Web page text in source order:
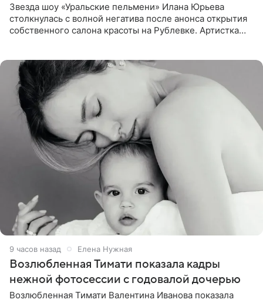
Звезда шоу «Уральские пельмени» Илана Юрьева
столкнулась с волной негатива после анонса открытия
собственного салона красоты на Рублевке. Артистка
9 часов назад Елена Нужная
Возлюбленная Тимати показала кадры
нежной фотосессии с годовалой дочерью
Возлюбленная Тимати Валентина Иванова показала